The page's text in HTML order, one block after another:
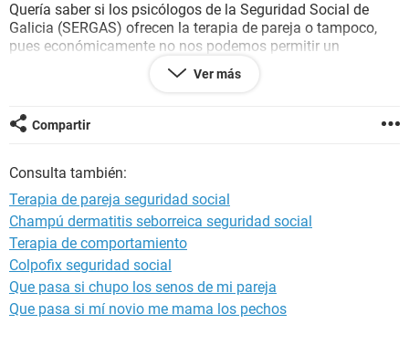
Quería saber si los psicólogos de la Seguridad Social de
Galicia (SERGAS) ofrecen la terapia de pareja o tampoco,
pues económicamente no nos podemos permitir un
Ver más
Compartir
Consulta también:
Terapia de pareja seguridad social
Champú dermatitis seborreica seguridad social
Terapia de comportamiento
Colpofix seguridad social
Que pasa si chupo los senos de mi pareja
Que pasa si mí novio me mama los pechos